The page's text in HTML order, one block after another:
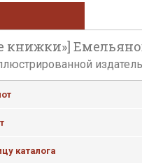
каталога